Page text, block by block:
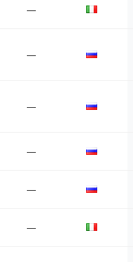
—
—
—
—
—
—